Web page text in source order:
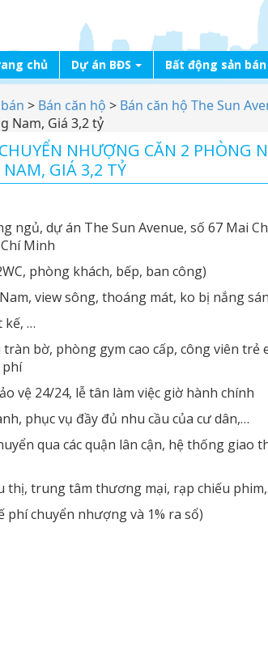
chủ Dự án BĐS Bất động sản bán
> Bán căn hộ > Bán căn hộ The Sun
Nam, Giá 3,2 tỷ
NHƯỢNG CĂN 2 PHÒNG
GIÁ 3,2 TỶ
ngủ, dự án The Sun Avenue, số 67 Mai
Minh
phòng khách, bếp, ban công)
view sông, thoáng mát, ko bị nắng
kế, …
bờ, phòng gym cao cấp, công viên trẻ
phí
vệ 24/24, lễ tân làm việc giờ hành chính
phục vụ đầy đủ nhu cầu của cư dân,…
qua các quận lân cận, hệ thống giao
thị, trung tâm thương mại, rạp chiếu
phí chuyển nhượng và 1% ra sổ)